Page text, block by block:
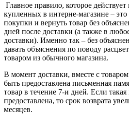
Главное правило, которое
купленных в интерне-магазине – это
покупки и вернуть товар без
дней после доставки (а также в
доставки). Именно так – без
давать объяснения по поводу
товаром из обычного магазина.
В момент доставки, вместе с
быть предоставлена письменная
товар в течение 7-и дней. Если
предоставлена, то срок возврата
месяцев.